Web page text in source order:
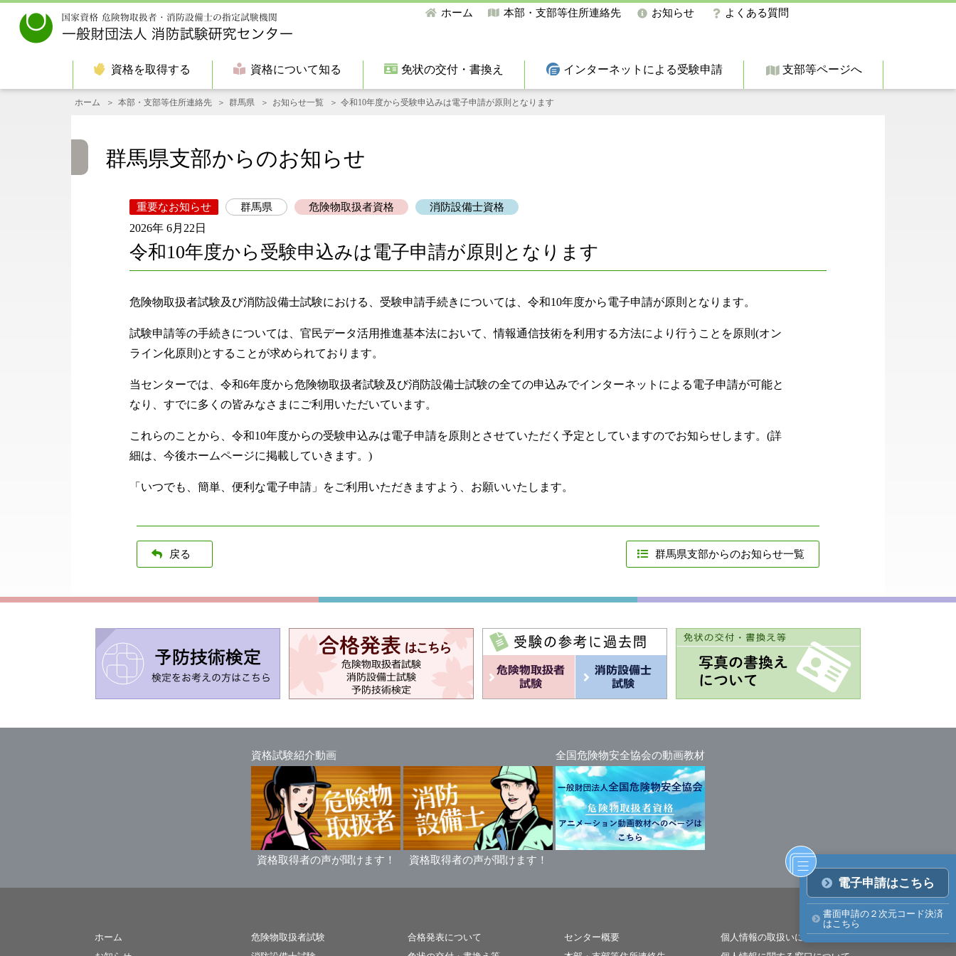
ホーム 本部・支部等住所連絡先 お知らせ よくある質問
資格を取得する 資格について知る 免状の交付・書換え インターネットによる受験申請 支部等ページへ
ホーム 本部・支部等住所連絡先 群馬県 お知らせ一覧 令和10年度から受験申込みは電子申請が原則となります
群馬県支部からのお知らせ
重要なお知らせ 群馬県 危険物取扱者資格 消防設備士資格
2026年 6月22日
令和10年度から受験申込みは電子申請が原則となります
危険物取扱者試験及び消防設備士試験における、受験申請手続きについては、令和10年度から電子申請が原則となります。
試験申請等の手続きについては、官民データ活用推進基本法において、情報通信技術を利用する方法により行うことを原則(オン
ライン化原則)とすることが求められております。
当センターでは、令和6年度から危険物取扱者試験及び消防設備士試験の全ての申込みでインターネットによる電子申請が可能と
なり、すでに多くの皆みなさまにご利用いただいています。
これらのことから、令和10年度からの受験申込みは電子申請を原則とさせていただく予定としていますのでお知らせします。(詳
細は、今後ホームページに掲載していきます。)
「いつでも、簡単、便利な電子申請」をご利用いただきますよう、お願いいたします。
戻る 群馬県支部からのお知らせ一覧
資格試験紹介動画
資格取得者の声が聞けます！ 資格取得者の声が聞けます！
全国危険物安全協会の動画教材
ホーム
危険物取扱者試験
合格発表について
センター概要
個人情報の取扱いについて
電子申請はこちら
書面申請の２次元コード決済
はこちら